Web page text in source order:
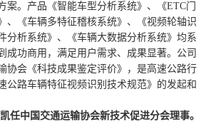
案。产品《智能车型分析系统》、《ETC门
、《车辆多特征稽核系统》、《视频轮轴识
分析系统》、《车辆大数据分析系统》均系
成功商用，满足用户需求、成果显著。公司
协会《科技成果鉴定评价》，是高速公路行
公路车辆特征视频识别技术规范》的发起和
任中国交通运输协会新技术促进分会理事。